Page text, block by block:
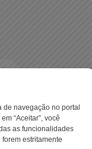
navegação no portal
“Aceitar”, você
as funcionalidades
estritamente